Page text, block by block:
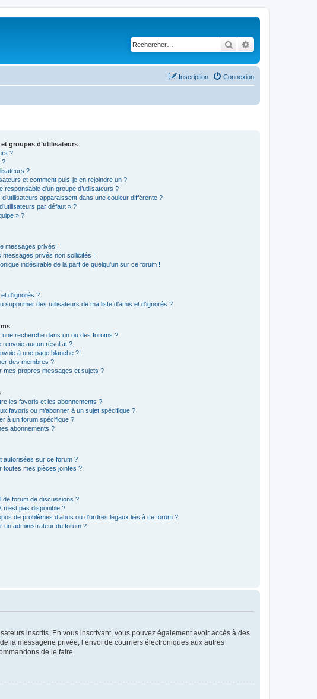
Rechercher
Connexion
Inscription
groupes d’utilisateurs
?
?
?
et comment puis-je en rejoindre un ?
responsable d’un groupe d’utilisateurs ?
apparaissent dans une couleur différente ?
par défaut » ?
» ?
messages privés !
privés non sollicités !
indésirable de la part de quelqu’un sur ce forum !
d’ignorés ?
supprimer des utilisateurs de ma liste d’amis et d’ignorés ?
une recherche dans un ou des forums ?
renvoie aucun résultat ?
à une page blanche ?!
des membres ?
mes propres messages et sujets ?
les favoris et les abonnements ?
favoris ou m’abonner à un sujet spécifique ?
à un forum spécifique ?
abonnements ?
autorisées sur ce forum ?
toutes mes pièces jointes ?
de forum de discussions ?
n’est pas disponible ?
de problèmes d’abus ou d’ordres légaux liés à ce forum ?
un administrateur du forum ?
inscrits. En vous inscrivant, vous pouvez également avoir accès à des
la messagerie privée, l’envoi de courriers électroniques aux autres
de le faire.